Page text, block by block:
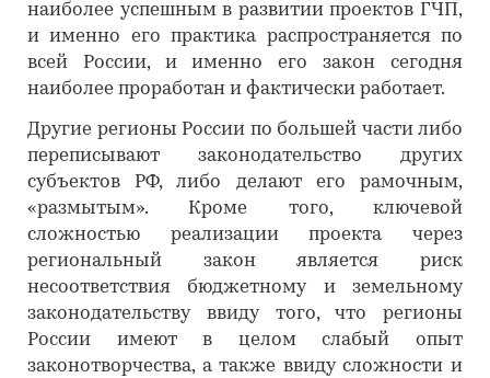
наиболее успешным в развитии проектов ГЧП,
и именно его практика распространяется по
всей России, и именно его закон сегодня
наиболее проработан и фактически работает.
Другие регионы России по большей части либо
переписывают законодательство других
субъектов РФ, либо делают его рамочным,
«размытым». Кроме того, ключевой
сложностью реализации проекта через
региональный закон является риск
несоответствия бюджетному и земельному
законодательству ввиду того, что регионы
России имеют в целом слабый опыт
законотворчества, а также ввиду сложности и